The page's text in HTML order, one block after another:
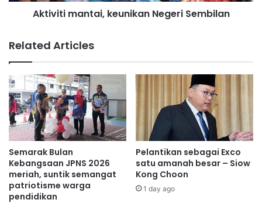
a
n
t
a
i
R
a
y
o
2
0
2
4
a
i
,
k
e
u
n
i
k
a
n
N
e
Aktiviti mantai, keunikan Negeri Sembilan
Related Articles
Semarak Bulan
Kebangsaan JPNS 2026
meriah, suntik semangat
patriotisme warga
pendidikan
Pelantikan sebagai Exco
satu amanah besar – Siow
Kong Choon
1 day ago